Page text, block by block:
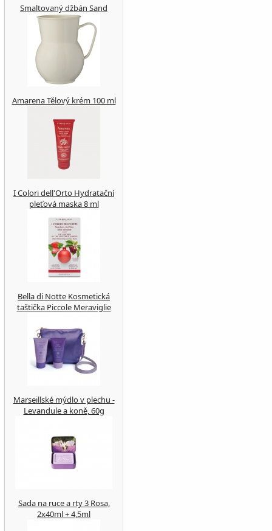
Smaltovaný džbán Sand
Amarena Tělový krém 100 ml
I Colori dell'Orto Hydratační
pleťová maska 8 ml
Bella di Notte Kosmetická
taštička Piccole Meraviglie
Marseillské mýdlo v plechu -
Levandule a koně, 60g
Sada na ruce a rty 3 Rosa,
2x40ml + 4,5ml